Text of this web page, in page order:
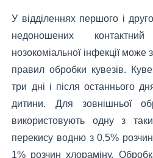
У відділеннях першого і
недоношених
нозокоміальної інфекції
правил обробки кувезів.
три дні і після останнього
дитини. Для зовнішньої
використовують одну з
перекису водню з 0,5%
1% розчин хлораміну.